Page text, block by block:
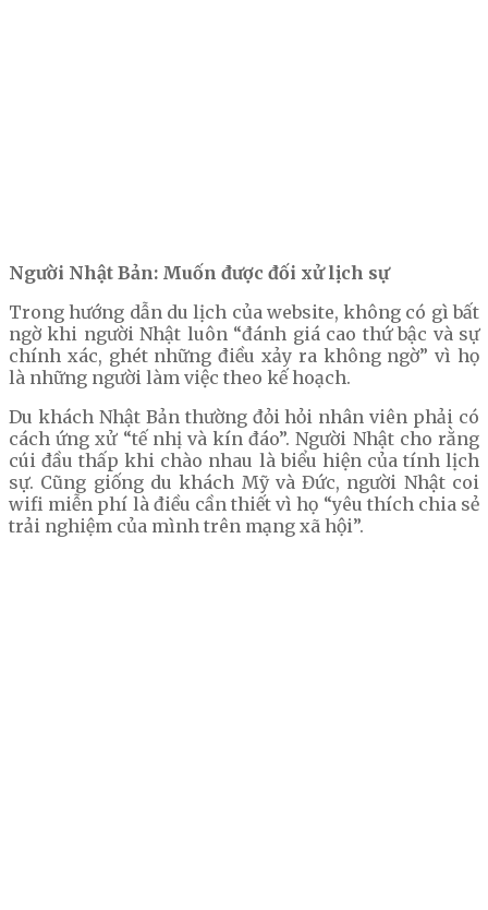
Người Nhật Bản: Muốn được đối xử lịch sự
Trong hướng dẫn du lịch của website, không có gì bất
ngờ khi người Nhật luôn “đánh giá cao thứ bậc và sự
chính xác, ghét những điều xảy ra không ngờ” vì họ
là những người làm việc theo kế hoạch.
Du khách Nhật Bản thường đỏi hỏi nhân viên phải có
cách ứng xử “tế nhị và kín đáo”. Người Nhật cho rằng
cúi đầu thấp khi chào nhau là biểu hiện của tính lịch
sự. Cũng giống du khách Mỹ và Đức, người Nhật coi
wifi miễn phí là điều cần thiết vì họ “yêu thích chia sẻ
trải nghiệm của mình trên mạng xã hội”.